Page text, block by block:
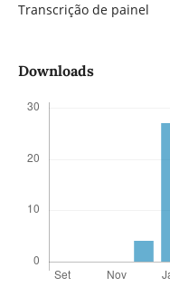
Transcrição de painel
Downloads